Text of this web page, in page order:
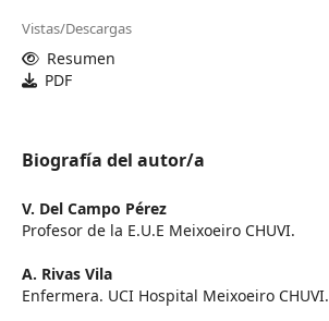
Vistas/Descargas
Resumen
PDF
Biografía del autor/a
V. Del Campo Pérez
Profesor de la E.U.E Meixoeiro CHUVI.
A. Rivas Vila
Enfermera. UCI Hospital Meixoeiro CHUVI.